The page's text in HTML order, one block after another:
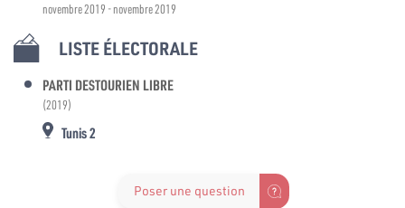
novembre 2019 - novembre 2019
LISTE ÉLECTORALE
PARTI DESTOURIEN LIBRE
(2019)
Tunis 2
Poser une question